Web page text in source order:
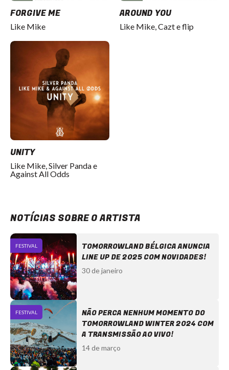
FORGIVE ME
Like Mike
AROUND YOU
Like Mike, Cazt e flip
UNITY
Like Mike, Silver Panda e
Against All Odds
NOTÍCIAS SOBRE O ARTISTA
FESTIVAL
TOMORROWLAND BÉLGICA ANUNCIA
LINE UP DE 2025 COM NOVIDADES!
30 de janeiro
FESTIVAL
NÃO PERCA NENHUM MOMENTO DO
TOMORROWLAND WINTER 2024 COM
A TRANSMISSÃO AO VIVO!
14 de março